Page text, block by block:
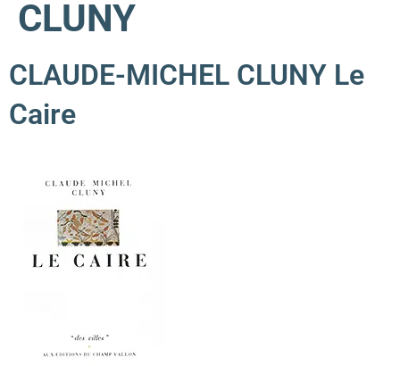
CLUNY
CLAUDE-MICHEL CLUNY Le
Caire